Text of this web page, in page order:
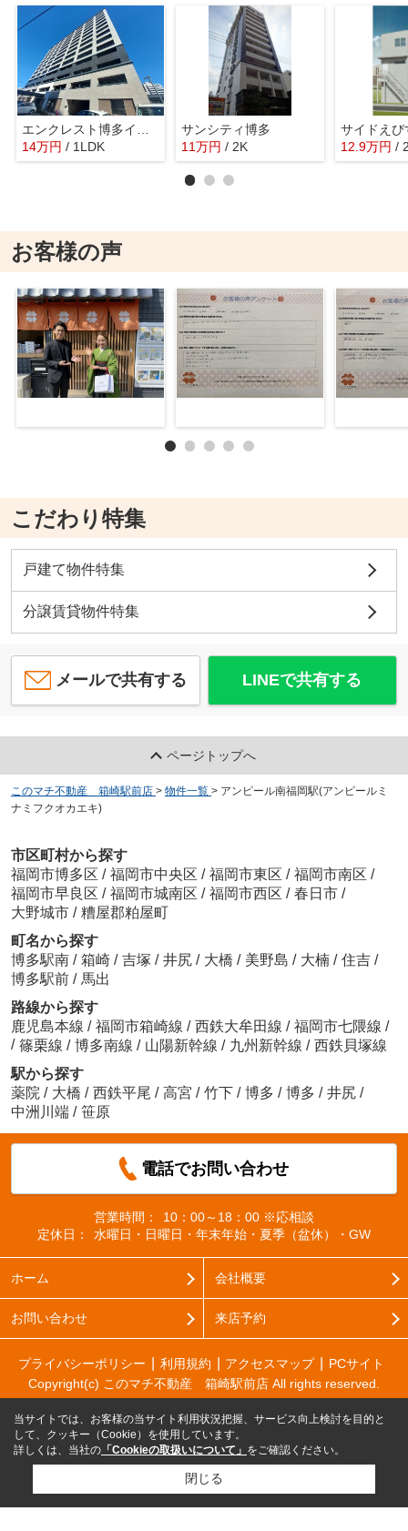
14万円 / 1LDK
サンシティ博多
11万円 / 2K
サイドえび
12.9万円 /
お客様の声
こだわり特集
戸建て物件特集
分譲賃貸物件特集
メールで共有する LINEで共有する
ページトップへ
このマチ不動産 箱崎駅前店 > 物件一覧 > アンピール南福岡駅(アンピールミ
ナミフクオカエキ)
市区町村から探す
福岡市博多区 / 福岡市中央区 / 福岡市東区 / 福岡市南区 /
福岡市早良区 / 福岡市城南区 / 福岡市西区 / 春日市 /
大野城市 / 糟屋郡粕屋町
町名から探す
博多駅南 / 箱崎 / 吉塚 / 井尻 / 大橋 / 美野島 / 大楠 / 住吉 /
博多駅前 / 馬出
路線から探す
鹿児島本線 / 福岡市箱崎線 / 西鉄大牟田線 / 福岡市七隈線 /
/ 篠栗線 / 博多南線 / 山陽新幹線 / 九州新幹線 / 西鉄貝塚線
駅から探す
薬院 / 大橋 / 西鉄平尾 / 高宮 / 竹下 / 博多 / 博多 / 井尻 /
中洲川端 / 笹原
電話でお問い合わせ
営業時間：
10：00～18：00 ※応相談
定休日：
水曜日・日曜日・年末年始・夏季（盆休）・GW
ホーム 会社概要
お問い合わせ 来店予約
プライバシーポリシー 利用規約 アクセスマップ
PCサイト
Copyright(c) このマチ不動産 箱崎駅前店 All rights reserved.
当サイトでは、お客様の当サイト利用状況把握、サービス向上検討を目的と
して、クッキー（Cookie）を使用しています。
詳しくは、当社の 「Cookieの取扱いについて」 をご確認ください。
閉じる